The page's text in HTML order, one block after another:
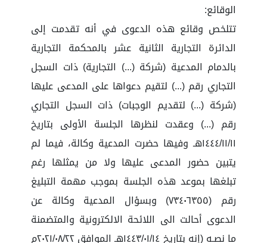
الوقائع:
تتلخص وقائع هذه الدعوى في أنه تقدمت إلى
الدائرة التجارية الثانية عشر بالمحكمة التجارية
بالدمام المدعية (شركة (...) التجارية) ذات السجل
التجاري رقم (...) لتقيم دعواها على المدعى عليها
(شركة (...) لتقديم الوجبات) ذات السجل التجاري
رقم (...) وعقدت لنظرها الجلسة الأولى بتاريخ
١٤٤٤/١١/١١هـ وفيها حضرت المدعية وكالة، فيما لم
يتبين حضور المدعى عليها ولا من يمثلها رغم
تبلغها بموعد هذه الجلسة بموجب مهمة التبليغ
رقم (٧٣٤٠٦٣٥٥) وبسؤال المدعية وكالة عن
الدعوى أحالت الى اللائحة الالكترونية والمتضمنة
ما نصـه (إنه بتاريخ ١٤٤٣/٠١/١٤هـ الموافق ٢٠٢١/٠٨/٢٢م